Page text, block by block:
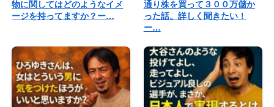
物に関してはどのようなイメ
ージを持ってますか？ー…
通り株を買って３００万儲か
った話。詳しく聞きたい！
ー…